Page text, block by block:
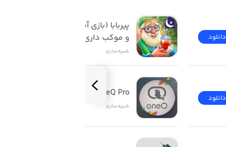
دانلود
دانلود
و موکب داری)
شبیه‌سازی
OneQ Pro
شبیه‌سازی